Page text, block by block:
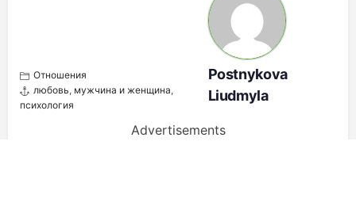
Отношения
любовь, мужчина и женщина,
психология
Postnykova
Liudmyla
Advertisements